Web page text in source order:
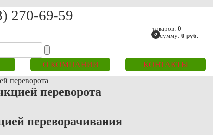
270-69-59
0
товаров: 0
на сумму: 0 руб.
О КОМПАНИИ КОНТАКТЫ
переворота
переворота
переворачивания